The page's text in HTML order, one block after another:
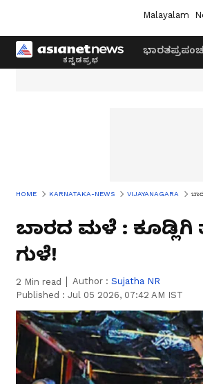
Malayalam
ಭಾರತಪ್ರಪಂಚ
HOME KARNATAKA-NEWS VIJAYANAGARA
ಬಾರದ ಮಳೆ : ಕೂಡ್ಲಿಗಿ
ಗುಳೆ!
2 Min read Author : Sujatha NR
Published : Jul 05 2026, 07:42 AM IST